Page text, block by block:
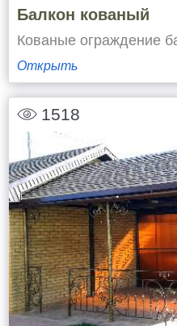
Балкон кованый
Кованые ограждение
Открыть
1518